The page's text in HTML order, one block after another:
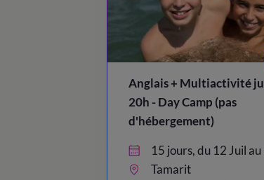
Anglais + Multiactivité
20h - Day Camp (pas
d'hébergement)
15 jours, du 12 Juil
Tamarit